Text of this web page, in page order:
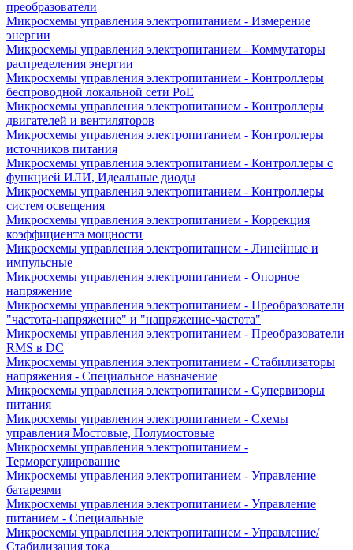
преобразователи
Микросхемы управления электропитанием - Измерение
энергии
Микросхемы управления электропитанием - Коммутаторы
распределения энергии
Микросхемы управления электропитанием - Контроллеры
беспроводной локальной сети PoE
Микросхемы управления электропитанием - Контроллеры
двигателей и вентиляторов
Микросхемы управления электропитанием - Контроллеры
источников питания
Микросхемы управления электропитанием - Контроллеры с
функцией ИЛИ, Идеальные диоды
Микросхемы управления электропитанием - Контроллеры
систем освещения
Микросхемы управления электропитанием - Коррекция
коэффициента мощности
Микросхемы управления электропитанием - Линейные и
импульсные
Микросхемы управления электропитанием - Опорное
напряжение
Микросхемы управления электропитанием - Преобразователи
"частота-напряжение" и "напряжение-частота"
Микросхемы управления электропитанием - Преобразователи
RMS в DC
Микросхемы управления электропитанием - Стабилизаторы
напряжения - Специальное назначение
Микросхемы управления электропитанием - Супервизоры
питания
Микросхемы управления электропитанием - Схемы
управления Мостовые, Полумостовые
Микросхемы управления электропитанием -
Терморегулирование
Микросхемы управления электропитанием - Управление
батареями
Микросхемы управления электропитанием - Управление
питанием - Специальные
Микросхемы управления электропитанием - Управление/
Стабилизация тока